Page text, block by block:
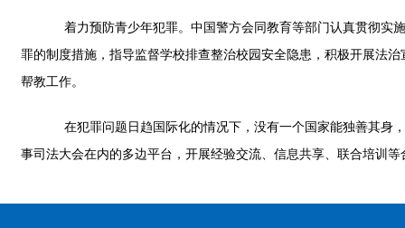
着力预防青少年犯罪。中国警方会同教育等部门认真贯彻实
罪的制度措施，指导监督学校排查整治校园安全隐患，积极开展法
帮教工作。
在犯罪问题日趋国际化的情况下，没有一个国家能独善其身
事司法大会在内的多边平台，开展经验交流、信息共享、联合培训